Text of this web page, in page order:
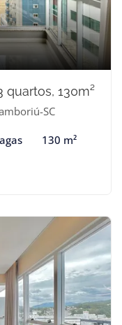
130m²
SC
130 m²